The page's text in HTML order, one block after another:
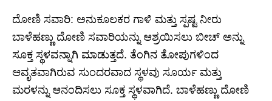
ದೋಣಿ ಸವಾರಿ: ಅನುಕೂಲಕರ ಗಾಳಿ ಮತ್ತು ಸ್ಪಷ್ಟ ನೀರು
ಬಾಳೆಹಣ್ಣು ದೋಣಿ ಸವಾರಿಯನ್ನು ಆಶ್ರಯಿಸಲು ಬೀಚ್ ಅನ್ನು
ಸೂಕ್ತ ಸ್ಥಳವನ್ನಾಗಿ ಮಾಡುತ್ತದೆ. ತೆಂಗಿನ ತೋಪುಗಳಿಂದ
ಆವೃತವಾಗಿರುವ ಸುಂದರವಾದ ಸ್ಥಳವು ಸೂರ್ಯ ಮತ್ತು
ಮರಳನ್ನು ಆನಂದಿಸಲು ಸೂಕ್ತ ಸ್ಥಳವಾಗಿದೆ. ಬಾಳೆಹಣ್ಣು ದೋಣಿ